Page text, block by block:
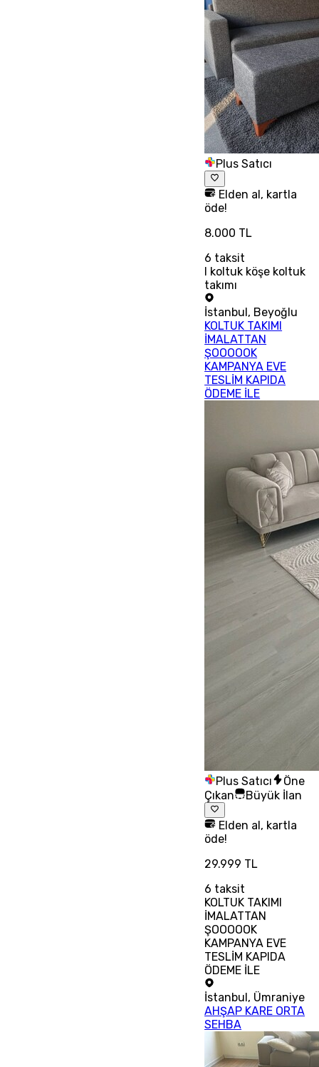
Plus Satıcı
Elden al, kartla
öde!
8.000 TL
6 taksit
l koltuk köşe koltuk
takımı
İstanbul, Beyoğlu
KOLTUK TAKIMI
İMALATTAN
ŞOOOOOK
KAMPANYA EVE
TESLİM KAPIDA
ÖDEME İLE
Plus Satıcı
Öne
Çıkan
Büyük İlan
Elden al, kartla
öde!
29.999 TL
6 taksit
KOLTUK TAKIMI
İMALATTAN
ŞOOOOOK
KAMPANYA EVE
TESLİM KAPIDA
ÖDEME İLE
İstanbul, Ümraniye
AHŞAP KARE ORTA
SEHBA